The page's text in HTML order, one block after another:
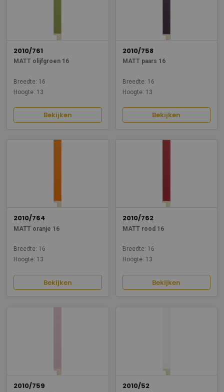
2010/761
MATT olijfgroen 16
Breedte: 16
Hoogte: 13
Bekijken
2010/758
MATT paars 16
Breedte: 16
Hoogte: 13
Bekijken
2010/764
MATT oranje 16
Breedte: 16
Hoogte: 13
Bekijken
2010/762
MATT rood 16
Breedte: 16
Hoogte: 13
Bekijken
2010/759 2010/52